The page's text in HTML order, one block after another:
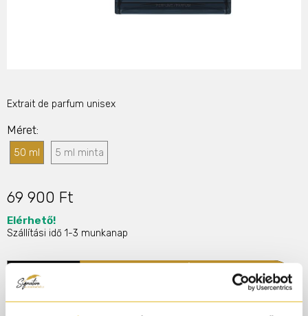
Extrait de parfum unisex
Méret
50 ml 5 ml minta
69 900 Ft
Elérhető!
Szállítási idő 1-3 munkanap
Illatcsalád